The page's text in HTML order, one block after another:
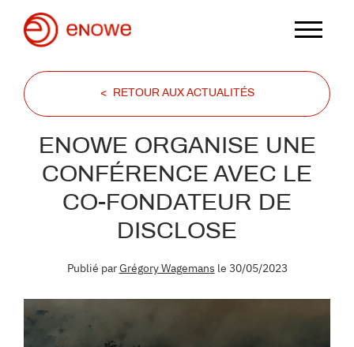
< RETOUR AUX ACTUALITÉS
ENOWE ORGANISE UNE
CONFÉRENCE AVEC LE
CO-FONDATEUR DE
DISCLOSE
Publié parGrégory Wagemans le 30/05/2023